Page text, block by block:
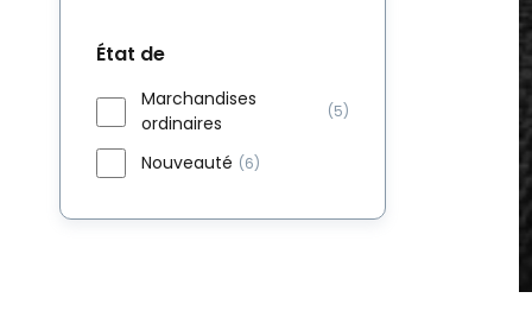
État de
Marchandises
ordinaires
(5)
Nouveauté (6)